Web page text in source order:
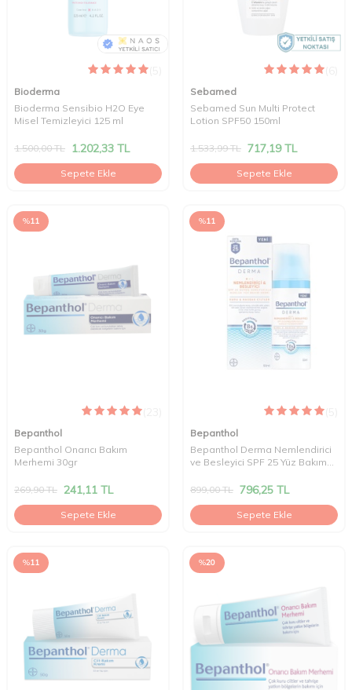
Bioderma
Bioderma Sensibio H2O Eye
Misel Temizleyici 125 ml
1.500,00TL 1.202,33 TL
Sepete Ekle
Sebamed
Sebamed Sun Multi Protect
Lotion SPF50 150ml
1.533,99TL 717,19TL
Sepete Ekle
%11
Bepanthol
Bepanthol Onarıcı Bakım
Merhemi 30gr
269,90TL 241,11 TL
Sepete Ekle
%11
Bepanthol
Bepanthol Derma Nemlendirici
ve Besleyici SPF 25 Yüz Bakım
899,00TL 796,25 TL
Sepete Ekle
%11 %20